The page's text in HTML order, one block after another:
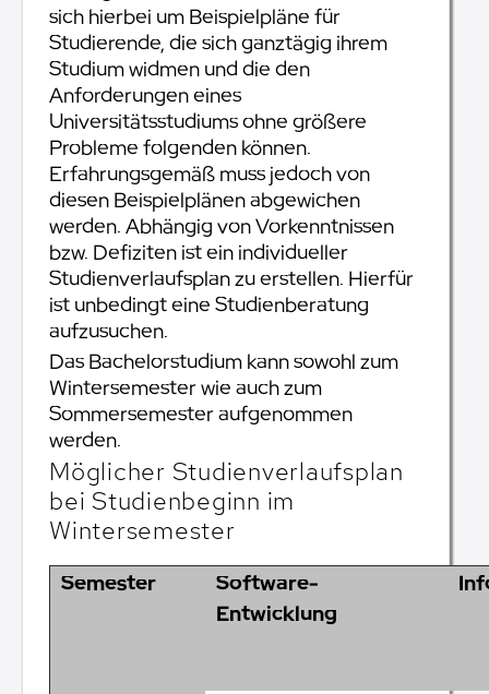
sich hierbei um Beispielpläne für
Studierende, die sich ganztägig ihrem
Studium widmen und die den
Anforderungen eines
Universitätsstudiums ohne größere
Probleme folgenden können.
Erfahrungsgemäß muss jedoch von
diesen Beispielplänen abgewichen
werden. Abhängig von Vorkenntnissen
bzw. Defiziten ist ein individueller
Studienverlaufsplan zu erstellen. Hierfür
ist unbedingt eine Studienberatung
aufzusuchen.
Das Bachelorstudium kann sowohl zum
Wintersemester wie auch zum
Sommersemester aufgenommen
werden.
Möglicher Studienverlaufsplan
bei Studienbeginn im
Wintersemester
Semester
Software-
Entwicklung